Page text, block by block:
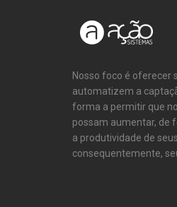
Nosso foco é oferecer
automatizem a
forma a permitir que
possam aumentar, de
a produtividade de
consequentemente,